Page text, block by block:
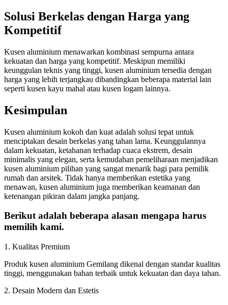
Solusi Berkelas dengan Harga yang
Kompetitif
Kusen aluminium menawarkan kombinasi sempurna antara
kekuatan dan harga yang kompetitif. Meskipun memiliki
keunggulan teknis yang tinggi, kusen aluminium tersedia dengan
harga yang lebih terjangkau dibandingkan beberapa material lain
seperti kusen kayu mahal atau kusen logam lainnya.
Kesimpulan
Kusen aluminium kokoh dan kuat adalah solusi tepat untuk
menciptakan desain berkelas yang tahan lama. Keunggulannya
dalam kekuatan, ketahanan terhadap cuaca ekstrem, desain
minimalis yang elegan, serta kemudahan pemeliharaan menjadikan
kusen aluminium pilihan yang sangat menarik bagi para pemilik
rumah dan arsitek. Tidak hanya memberikan estetika yang
menawan, kusen aluminium juga memberikan keamanan dan
ketenangan pikiran dalam jangka panjang.
Berikut adalah beberapa alasan mengapa harus
memilih kami.
1. Kualitas Premium
Produk kusen aluminium Gemilang dikenal dengan standar kualitas
tinggi, menggunakan bahan terbaik untuk kekuatan dan daya tahan.
2. Desain Modern dan Estetis